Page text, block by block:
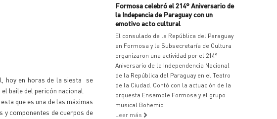
hoy en horas de la siesta se
baile del pericón nacional.
que es una de las máximas
y componentes de cuerpos de
Formosa celebró el 214° Aniversario de
la Indepencia de Paraguay con un
emotivo acto cultural
El consulado de la República del Paraguay
en Formosa y la Subsecretaría de Cultura
organizaron una actividad por el 214°
Aniversario de la Independencia Nacional
de la República del Paraguay en el Teatro
de la Ciudad. Contó con la actuación de la
orquesta Ensamble Formosa y el grupo
musical Bohemio
Leer más